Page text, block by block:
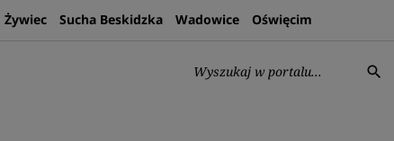
Żywiec Sucha Beskidzka Wadowice Oświęcim
search